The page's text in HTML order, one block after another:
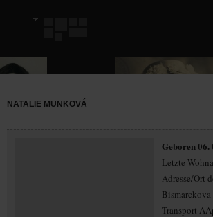
NATALIE MUNKOVÁ
Geboren 06.
Letzte
Adresse/Ort
Bismarckova
Transport